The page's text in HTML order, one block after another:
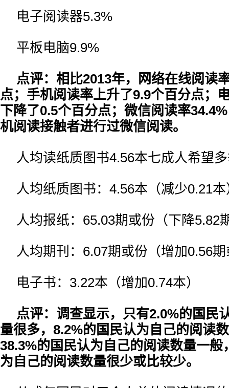
电子阅读器5.3%
平板电脑9.9%
点评：相比2013年，网络在线阅读
点；手机阅读率上升了9.9个百分点；
下降了0.5个百分点；微信阅读率
机阅读接触者进行过微信阅读。
人均读纸质图书4.56本七成人希望
人均纸质图书：4.56本（减少0.21本
人均报纸：65.03期或份（下降5.82
人均期刊：6.07期或份（增加0.56
电子书：3.22本（增加0.74本）
点评：调查显示，只有2.0%的国民
量很多，8.2%的国民认为自己的阅读
38.3%的国民认为自己的阅读数量一般
为自己的阅读数量很少或比较少。